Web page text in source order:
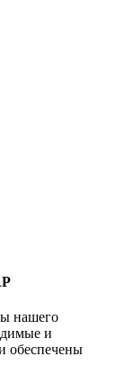
нашего
и
обеспечены